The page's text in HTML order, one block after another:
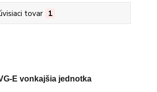
tovar 1
E vonkajšia jednotka